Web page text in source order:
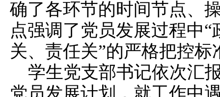
确了各环节的时间节点、
点强调了党员发展过程中
关、责任关”的严格把控标
学生党支部书记依次汇
党员发展计划，就工作中